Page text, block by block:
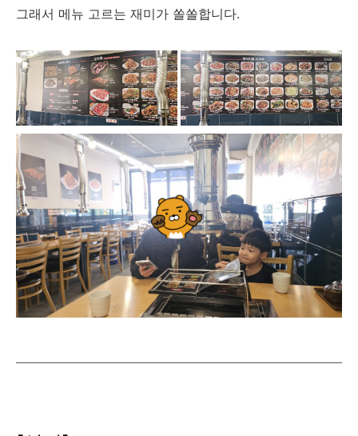
그래서 메뉴 고르는 재미가 쏠쏠합니다.